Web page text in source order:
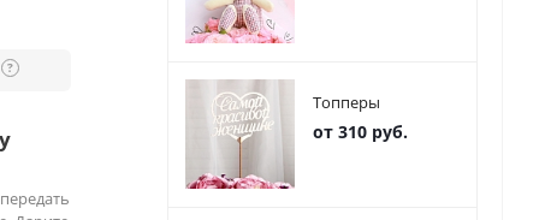
?
Топперы
от 310 руб.